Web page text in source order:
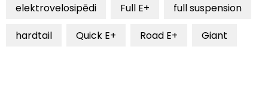
elektrovelosipēdi
Full E+
full suspension
hardtail
Quick E+ Road E+ Giant